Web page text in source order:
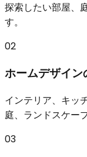
探索したい部屋、
す。
02
ホームデザイ
インテリア、キッ
庭、ランドスケー
03